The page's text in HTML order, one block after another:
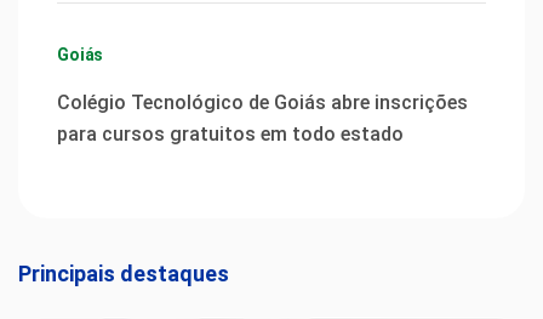
Goiás
Colégio Tecnológico de Goiás abre inscrições
para cursos gratuitos em todo estado
Principais destaques